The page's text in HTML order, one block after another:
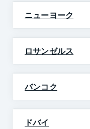
ニューヨーク
ロサンゼルス
バンコク
ドバイ